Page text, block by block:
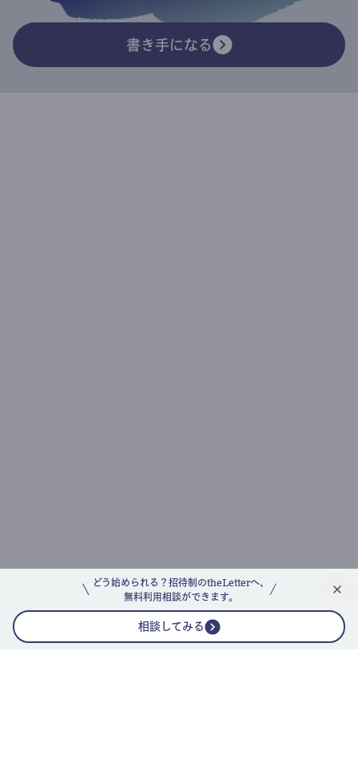
どう始められる？招待制のtheLetterへ、
無料利用相談ができます。
相談してみる
書き手になる